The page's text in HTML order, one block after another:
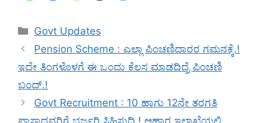
Categories
Govt Updates
Pension Scheme : ಎಲ್ಲಾ ಪಿಂಚಣಿದಾರರ ಗಮನಕ್ಕೆ.!
ಇದೇ ತಿಂಗಳೊಳಗೆ ಈ ಒಂದು ಕೆಲಸ ಮಾಡದಿದ್ರೆ ಪಿಂಚಣಿ
ಬಂದ್.!
Govt Recruitment : 10 ಹಾಗು 12ನೇ ತರಗತಿ